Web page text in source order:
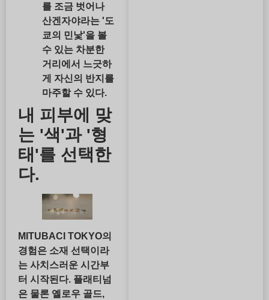
를 조금 벗어나
산겐자야라는 '도
쿄의 민낯'을 볼
수 있는 차분한
거리에서 느긋하
게 자신의 반지를
마주할 수 있다.
내 피부에 맞
는 '색'과 '형
태'를 선택한
다.
MITUBACI TOKYO의
경험은 소재 선택이라
는 사치스러운 시간부
터 시작된다. 플래티넘
은 물론 옐로우 골드,